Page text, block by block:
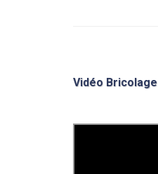
Vidéo Bricolage